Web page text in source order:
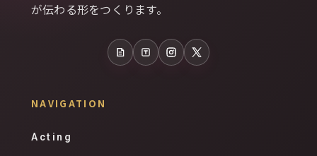
が伝わる形をつくります。
note TalesInstagram
X
NAVIGATION
Acting